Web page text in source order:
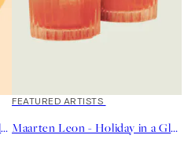
Maarten Leon - Holiday in a Glass No1 Plakat
40%*
FEATURED ARTISTS
Maarten Leon - Holiday in a Glass No2 Plakat